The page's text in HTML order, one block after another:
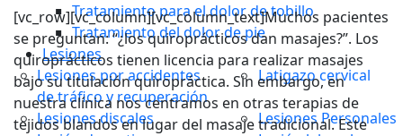
Tratamiento para el dolor de tobillo
Tratamiento del dolor de pie
Lesiones
Lesiones por accidentes
de tráfico y recuperación
Latigazo cervical
Lesiones discales
Lesiones Personales
[vc_row][vc_column][vc_column_text]Muchos pacientes
se preguntan: “¿los quiroprácticos dan masajes?”. Los
quiroprácticos tienen licencia para realizar masajes
bajo su titulación quiropráctica. Sin embargo, en
nuestra clínica nos centramos en otras terapias de
tejidos blandos en lugar del masaje tradicional. Este